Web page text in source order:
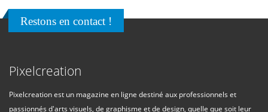
Restons en contact !
Pixelcreation
Pixelcreation est un magazine en ligne destiné aux professionnels et
passionnés d'arts visuels, de graphisme et de design, quelle que soit leur